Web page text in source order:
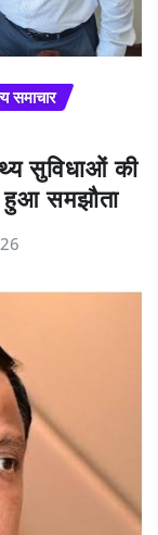
समाचार
सुविधाओं की
समझौता